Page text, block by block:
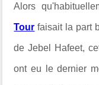
Alors
Tour faisait la part
de Jebel Hafeet,
ont eu le dernier